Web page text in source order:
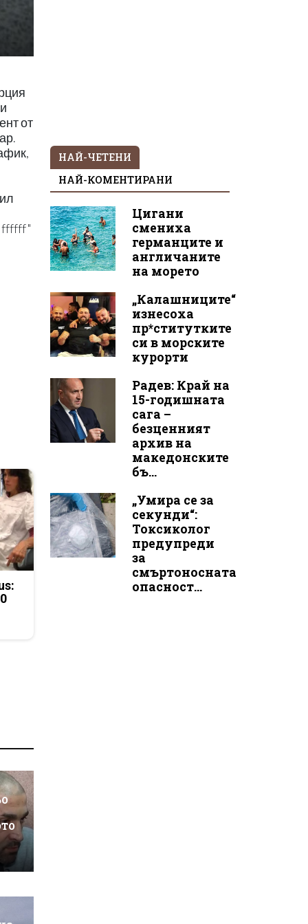
от
НАЙ-ЧЕТЕНИ
НАЙ-КОМЕНТИРАНИ
Цигани
смениха
германците и
англичаните
на морето
„Калашниците“
изнесоха
пр*ститутките
си в морските
курорти
Радев: Край на
15-годишната
сага –
безценният
архив на
македонските
бъ...
„Умира се за
секунди“:
Токсиколог
предупреди
за
смъртоносната
опасност...